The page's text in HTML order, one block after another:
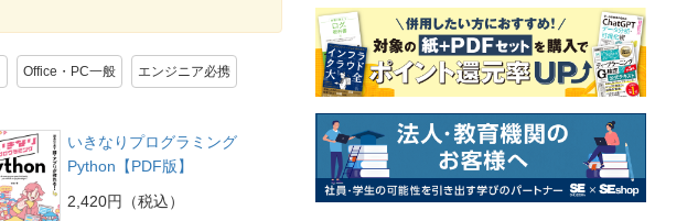
Office・PC一般 エンジニア必携
いきなりプログラミング
Python【PDF版】
2,420円（税込）